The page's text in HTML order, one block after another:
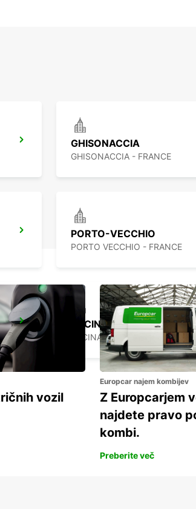
GHISONACCIA
GHISONACCIA - FRANCE
PORTO-VECCHIO
PORTO VECCHIO - FRANCE
CECINA
CECINA - ITALY
vozil
Europcar najem kombijev
Z Europcarjem
najdete pravo
kombi.
Preberite več